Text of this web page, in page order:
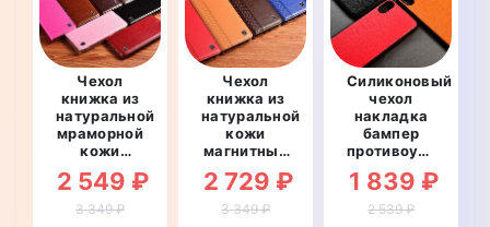
Чехол
книжка из
натуральной
мраморной
кожи
противоударный
магнитный
для Realme
2 549 ₽
3 349 ₽
Чехол
книжка из
натуральной
кожи
магнитный
противоударный
для Realme
9 Pro
2 729 ₽
3 349 ₽
Силиконовый
чехол
накладка
бампер
противоударный
со
вставкой
из
1 839 ₽
2 539 ₽